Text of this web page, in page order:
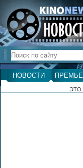
НОВОСТИ
ЭТО